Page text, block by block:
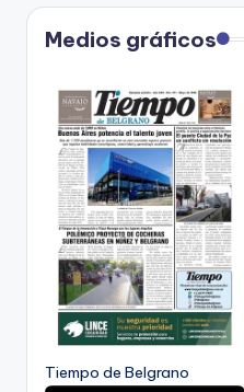
Medios gráficos
Tiempo de Belgrano